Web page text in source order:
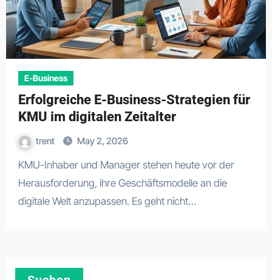
E-Business
Erfolgreiche E-Business-Strategien für
KMU im digitalen Zeitalter
trent May 2, 2026
KMU-Inhaber und Manager stehen heute vor der
Herausforderung, ihre Geschäftsmodelle an die
digitale Welt anzupassen. Es geht nicht…